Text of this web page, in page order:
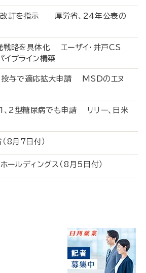
改訂を指示 厚労省、24年公表の
戦略を具体化 エーザイ・井戸CS
イプライン構築
投与で適応拡大申請 MSDのエヌ
2型糖尿病でも申請 リリー、日米
省（8月7日付）
ホールディングス（8月5日付）